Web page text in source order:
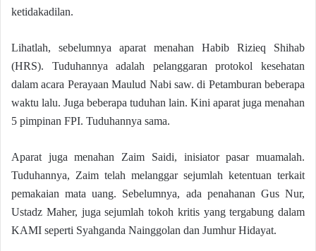
ketidakadilan.
Lihatlah, sebelumnya aparat menahan Habib Rizieq Shihab
(HRS). Tuduhannya adalah pelanggaran protokol kesehatan
dalam acara Perayaan Maulud Nabi saw. di Petamburan beberapa
waktu lalu. Juga beberapa tuduhan lain. Kini aparat juga menahan
5 pimpinan FPI. Tuduhannya sama.
Aparat juga menahan Zaim Saidi, inisiator pasar muamalah.
Tuduhannya, Zaim telah melanggar sejumlah ketentuan terkait
pemakaian mata uang. Sebelumnya, ada penahanan Gus Nur,
Ustadz Maher, juga sejumlah tokoh kritis yang tergabung dalam
KAMI seperti Syahganda Nainggolan dan Jumhur Hidayat.